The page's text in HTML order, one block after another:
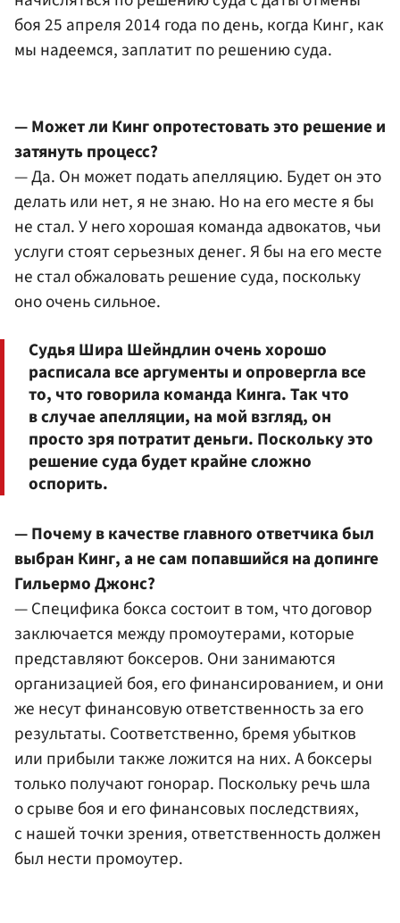
боя 25 апреля 2014 года по день, когда Кинг, как
мы надеемся, заплатит по решению суда.
— Может ли Кинг опротестовать это решение и
затянуть процесс?
— Да. Он может подать апелляцию. Будет он это
делать или нет, я не знаю. Но на его месте я бы
не стал. У него хорошая команда адвокатов, чьи
услуги стоят серьезных денег. Я бы на его месте
не стал обжаловать решение суда, поскольку
оно очень сильное.
Судья Шира Шейндлин очень хорошо
расписала все аргументы и опровергла все
то, что говорила команда Кинга. Так что
в случае апелляции, на мой взгляд, он
просто зря потратит деньги. Поскольку это
решение суда будет крайне сложно
оспорить.
— Почему в качестве главного ответчика был
выбран Кинг, а не сам попавшийся на допинге
Гильермо Джонс?
— Специфика бокса состоит в том, что договор
заключается между промоутерами, которые
представляют боксеров. Они занимаются
организацией боя, его финансированием, и они
же несут финансовую ответственность за его
результаты. Соответственно, бремя убытков
или прибыли также ложится на них. А боксеры
только получают гонорар. Поскольку речь шла
о срыве боя и его финансовых последствиях,
с нашей точки зрения, ответственность должен
был нести промоутер.